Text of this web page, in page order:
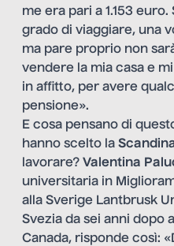
me era pari a 1.153
grado di viaggiare, una
ma pare proprio non
vendere la mia casa e
in affitto, per avere
pensione».
E cosa pensano di
hanno scelto la
lavorare? Valentina
universitaria in
alla Sverige Lantbrusk
Svezia da sei anni dopo
Canada, risponde così: